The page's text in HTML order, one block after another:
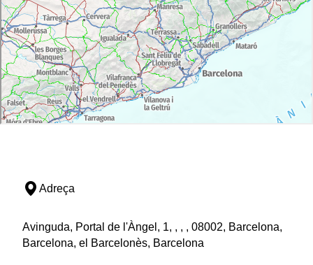
Adreça
Avinguda, Portal de l'Àngel, 1, , , , 08002, Barcelona,
Barcelona, el Barcelonès, Barcelona